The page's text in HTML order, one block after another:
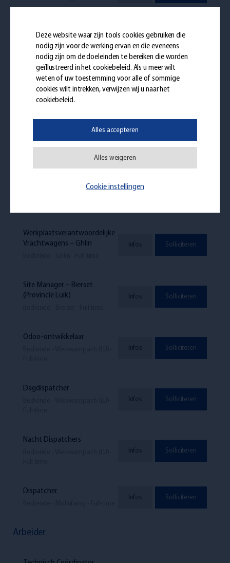
Deze website waar zijn tools cookies gebruiken die
nodig zijn voor de werking ervan en die eveneens
nodig zijn om de doeleinden te bereiken die worden
geïllustreerd in het cookiebeleid. Als u meer wilt
weten of uw toestemming voor alle of sommige
cookies wilt intrekken, verwijzen wij u naar het
cookiebeleid.
Cookie instellingen
Alles weigeren
Alles accepteren
Bediende - Trilogiport - Full-time
Infos Solliciteren
Management Controller
Bediende - Weiswampach - Full-
Infos Solliciteren
Financial Controller
Bediende - Weiswampach (LU) -
Full-time
Infos
Infos
Werkplaatsverantwoordelijke
Vrachtwagens – Ghlin
Infos Solliciteren
Site Manager – Bierset
(Provincie Luik)
Infos Solliciteren
Odoo-ontwikkelaar
Infos Solliciteren
Dagdispatcher
Infos Solliciteren
Nacht Dispatchers
Infos Solliciteren
Dispatcher
Infos Solliciteren
Arbeider